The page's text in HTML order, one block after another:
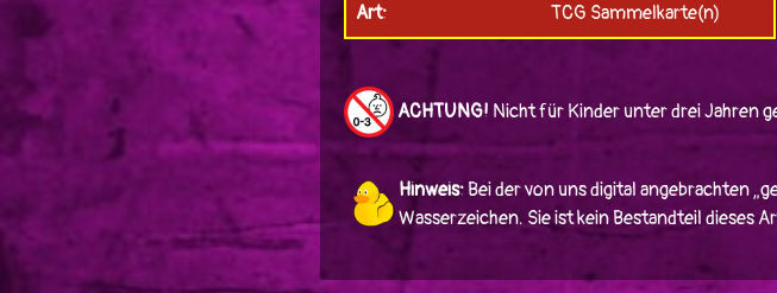
Art: TCG Sammelkarte(n)
ACHTUNG! Nicht für Kinder unter drei Jahren
Hinweis: Bei der von uns digital angebrachten
Wasserzeichen. Sie ist kein Bestandteil dieses